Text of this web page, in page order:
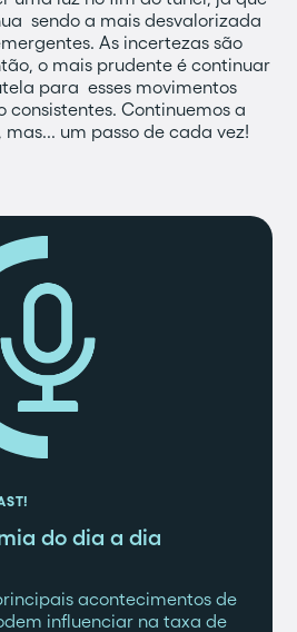
sendo a mais desvalorizada
As incertezas são
o mais prudente é continuar
para esses movimentos
consistentes. Continuemos a
um passo de cada vez!
do dia a dia
acontecimentos de
influenciar na taxa de